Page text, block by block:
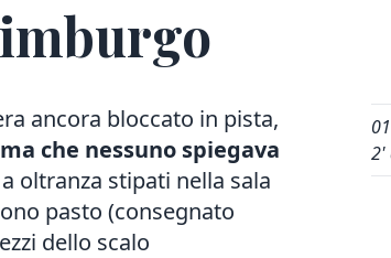
ancora bloccato in pista,
che nessuno spiegava
oltranza stipati nella sala
pasto (consegnato
dello scalo
2'